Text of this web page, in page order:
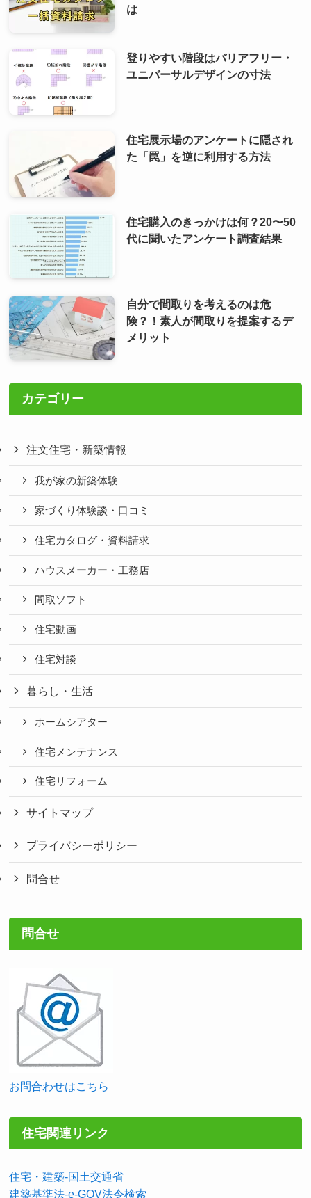
は
登りやすい階段はバリアフリー・
ユニバーサルデザインの寸法
住宅展示場のアンケートに隠され
た「罠」を逆に利用する方法
住宅購入のきっかけは何？20〜50
代に聞いたアンケート調査結果
自分で間取りを考えるのは危
険？！素人が間取りを提案するデ
メリット
カテゴリー
注文住宅・新築情報
我が家の新築体験
家づくり体験談・口コミ
住宅カタログ・資料請求
ハウスメーカー・工務店
間取ソフト
住宅動画
住宅対談
暮らし・生活
ホームシアター
住宅メンテナンス
住宅リフォーム
サイトマップ
プライバシーポリシー
問合せ
問合せ
お問合わせはこちら
住宅関連リンク
住宅・建築-国土交通省
建築基準法-e-GOV法令検索